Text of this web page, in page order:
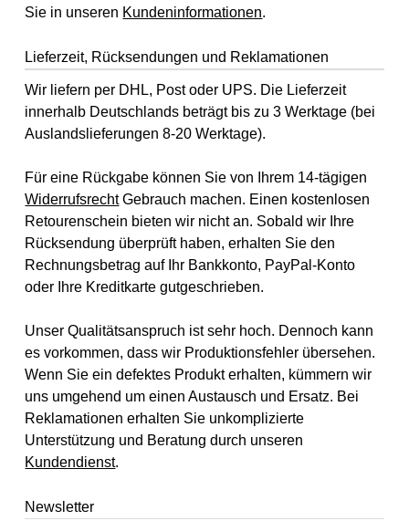
Sie in unseren Kundeninformationen.
Lieferzeit, Rücksendungen und Reklamationen
Wir liefern per DHL, Post oder UPS. Die Lieferzeit
innerhalb Deutschlands beträgt bis zu 3 Werktage (bei
Auslandslieferungen 8-20 Werktage).
Für eine Rückgabe können Sie von Ihrem 14-tägigen
WiderrufsrechtGebrauch machen. Einen kostenlosen
Retourenschein bieten wir nicht an. Sobald wir Ihre
Rücksendung überprüft haben, erhalten Sie den
Rechnungsbetrag auf Ihr Bankkonto, PayPal-Konto
oder Ihre Kreditkarte gutgeschrieben.
Unser Qualitätsanspruch ist sehr hoch. Dennoch kann
es vorkommen, dass wir Produktionsfehler übersehen.
Wenn Sie ein defektes Produkt erhalten, kümmern wir
uns umgehend um einen Austausch und Ersatz. Bei
Reklamationen erhalten Sie unkomplizierte
Unterstützung und Beratung durch unseren
Kundendienst.
Newsletter